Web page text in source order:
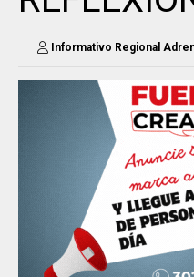
Informativo Regional